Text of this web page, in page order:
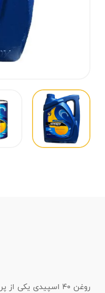
روغن ۴۰ اسپیدی یکی از پر کاربرد‌ترین روغن‌ها برای دستگاه‌ها و ماشین آلات کشاورزی است. برای دستگاه‌هایی همچون